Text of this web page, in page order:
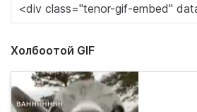
Холбоотой GIF